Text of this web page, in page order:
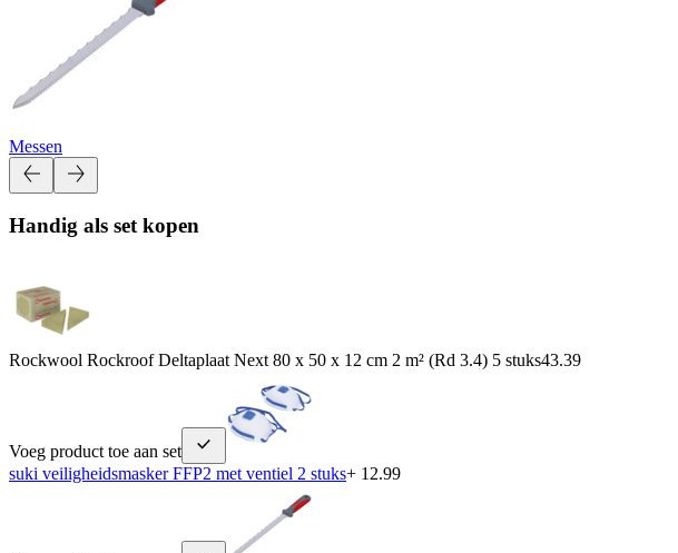
Messen
Handig als set kopen
Rockwool Rockroof Deltaplaat Next 80 x 50 x 12 cm 2 m² (Rd 3.4) 5 stuks43.39
Voeg product toe aan set
suki veiligheidsmasker FFP2 met ventiel 2 stuks+ 12.99